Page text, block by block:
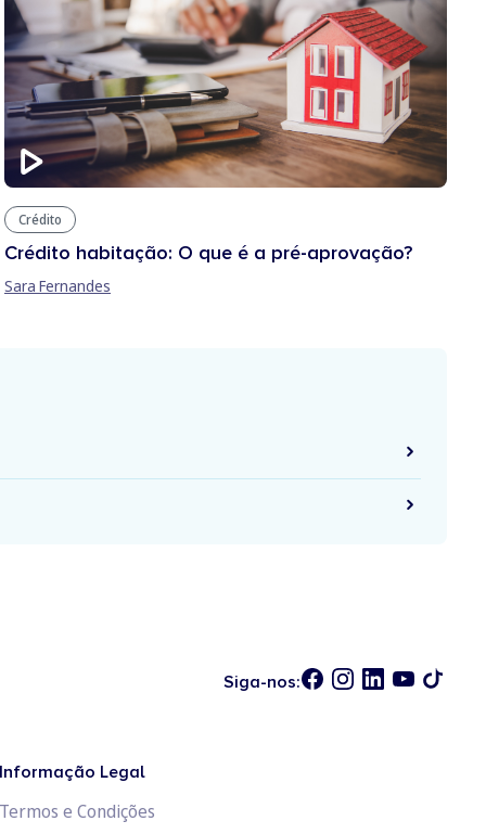
Crédito
Crédito habitação: O que é a pré-aprovação?
Sara Fernandes
Siga-nos:
Legal
e Condições